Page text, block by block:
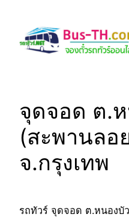
content
จุดจอด ต.
(สะพานลอ
จ.กรุงเทพ
รถทัวร์ จุดจอด ต.หนองบั